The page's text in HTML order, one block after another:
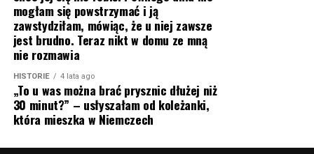
mogłam się powstrzymać i ją
zawstydziłam, mówiąc, że u niej zawsze
jest brudno. Teraz nikt w domu ze mną
nie rozmawia
HISTORIE 4 lata ago
„To u was można brać prysznic dłużej niż
30 minut?” – usłyszałam od koleżanki,
która mieszka w Niemczech